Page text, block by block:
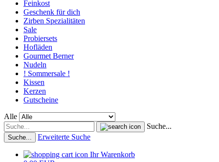
Feinkost
Geschenk für dich
Zirben Spezialitäten
Sale
Probiersets
Hofläden
Gourmet Berner
Nudeln
! Sommersale !
Kissen
Kerzen
Gutscheine
Alle
Suche...
Suche... Erweiterte Suche
Ihr Warenkorb